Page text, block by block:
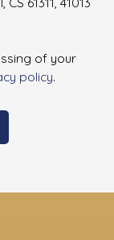
of your
policy.